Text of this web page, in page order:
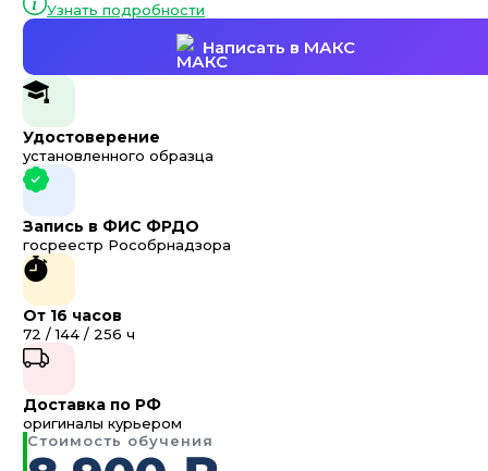
Узнать подробности
Написать в МАКС
Удостоверение
установленного образца
Запись в ФИС ФРДО
госреестр Рособрнадзора
От 16 часов
72 / 144 / 256 ч
Доставка по РФ
оригиналы курьером
Стоимость обучения